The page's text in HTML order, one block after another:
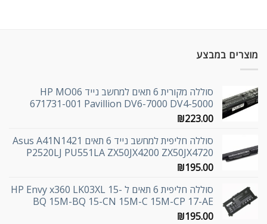
מוצרים במבצע
סוללה מקורית 6 תאים למחשב נייד HP MO06
671731-001 Pavillion DV6-7000 DV4-5000
₪223.00
סוללה חליפית למחשב נייד 6 תאים Asus A41N1421
P2520LJ PU551LA ZX50JX4200 ZX50JX4720
₪195.00
סוללה חליפית 6 תאים ל HP Envy x360 LK03XL 15-
BQ 15M-BQ 15-CN 15M-C 15M-CP 17-AE
₪195.00